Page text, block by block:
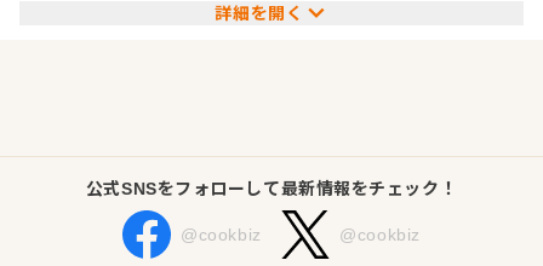
に教育施設、医療・福祉施設、商業施設、工場・倉庫、文化・
た。
台湾のお客様に日本の「蟹料理」の美味を伝えたいという想い
から、店名を「月夜岩（TSUKIYOIWA）」としました。こだわ
りの料理を最高に居心地の良い空間で提供し、心もお腹も満た
詳細を開く
公式SNSをフォローして最新情報をチェック！
@cookbiz @cookbiz